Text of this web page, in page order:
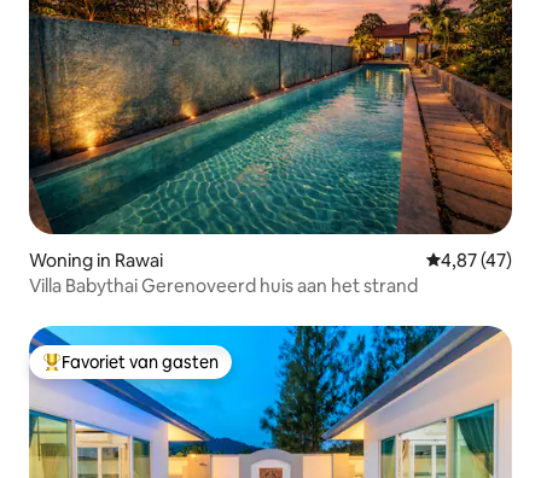
Woning in Rawai Gemiddelde
4,87 (47)
Villa Babythai Gerenoveerd huis aan het strand
Topfavoriet van gasten
Favoriet van gasten